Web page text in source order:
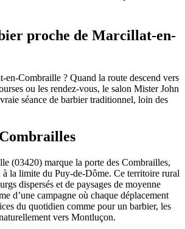
proche de Marcillat-en-
en-Combraille ? Quand la route descend vers
ou les rendez-vous, le salon Mister John
séance de barbier traditionnel, loin des
(03420) marque la porte des Combrailles,
la limite du Puy-de-Dôme. Ce territoire rural
dispersés et de paysages de moyenne
d’une campagne où chaque déplacement
du quotidien comme pour un barbier, les
vers Montluçon.